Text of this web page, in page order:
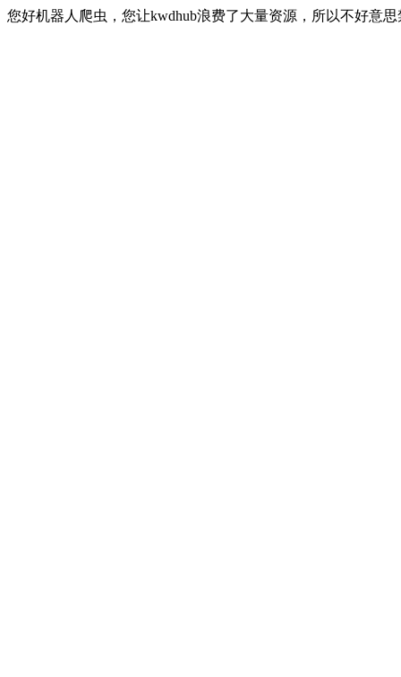
您好机器人爬虫，您让kwdhub浪费了大量资源，所以不好意